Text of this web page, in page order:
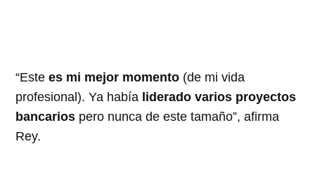
“Este es mi mejor momento (de mi vida
profesional). Ya había liderado varios proyectos
bancarios pero nunca de este tamaño”, afirma
Rey.